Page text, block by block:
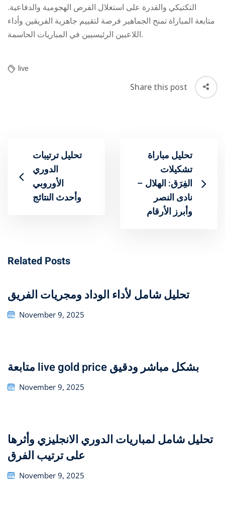
التكتيكي والقدرة على استغلال الفرص الهجومية والدفاعية.
متابعة المباراة تمنح الجماهير فرصة لتقييم جاهزية الفريقين وأداء
اللاعبين الرئيسيين في المباريات الحاسمة.
live
Share this post
تحليل ترتيبات
الدوري
الأوروبي
وأحدث النتائج
تحليل مباراة
تشكيلات
الفِرَق: الهلال –
نادى النصر
وأبرز الأرقام
Related Posts
تحليل شامل لأداء الوداد ومجريات الفريق
Posted
November 9, 2025
متابعة live gold price بشكل مباشر ودقيق
Posted
November 9, 2025
تحليل شامل لمباريات الدوري الانجليزي وأثرها
على ترتيب الفرق
Posted
November 9, 2025